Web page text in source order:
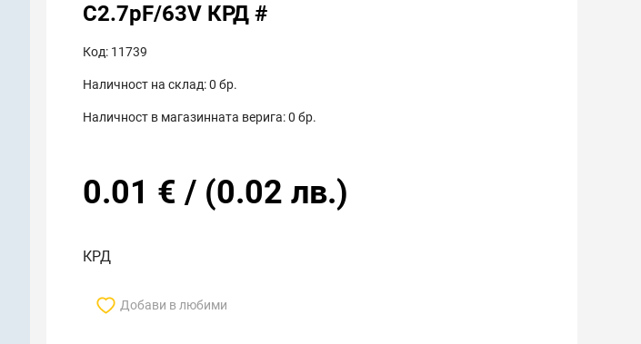
C2.7pF/63V КРД #
Код: 11739
Наличност на склад:0 бр.
Наличност в магазинната верига:0 бр.
0.01 € / (0.02 лв.)
КРД
Добави в любими